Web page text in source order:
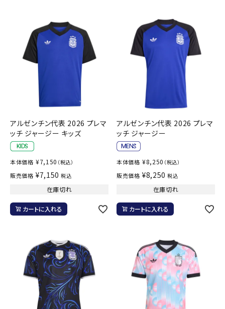
アルゼンチン代表 2026 プレマ
ッチ ジャージー キッズ
本体価格 ¥7,150 （税込）
販売価格 ¥7,150 税込
在庫切れ
カートに入れる
アルゼンチン代表 2026 プレマ
ッチ ジャージー
本体価格 ¥8,250 （税込）
販売価格 ¥8,250 税込
在庫切れ
カートに入れる